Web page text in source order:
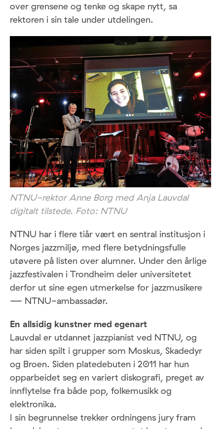
over grensene og tenke og skape nytt, sa
rektoren i sin tale under utdelingen.
NTNU-rektor Anne Borg med Anja Lauvdal
digitalt tilstede. Foto: NTNU
NTNU har i flere tiår vært en sentral institusjon i
Norges jazzmiljø, med flere betydningsfulle
utøvere på listen over alumner. Under den årlige
jazzfestivalen i Trondheim deler universitetet
derfor ut sine egen utmerkelse for jazzmusikere
— NTNU-ambassadør.
En allsidig kunstner med egenart
Lauvdal er utdannet jazzpianist ved NTNU, og
har siden spilt i grupper som Moskus, Skadedyr
og Broen. Siden platedebuten i 2011 har hun
opparbeidet seg en variert diskografi, preget av
innflytelse fra både pop, folkemusikk og
elektronika.
I sin begrunnelse trekker ordningens jury fram